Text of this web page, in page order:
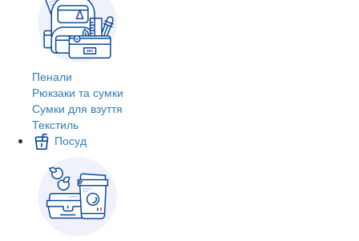
Пенали
Рюкзаки та сумки
Сумки для взуття
Текстиль
Посуд